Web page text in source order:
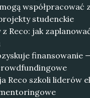
współpracować
studenckie
z Reco: jak
finansowanie
Reco szkoli liderów